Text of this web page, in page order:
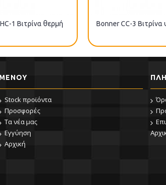
1 Bιτρίνα θερμή Bonner CC-3 Βιτρίνα
ΜΕΝΟΥ
Stock προϊόντα
Προσφορές
Τα νέα μας
Εγγύηση
Αρχική